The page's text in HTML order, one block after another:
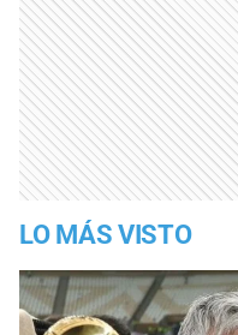
LO MÁS VISTO